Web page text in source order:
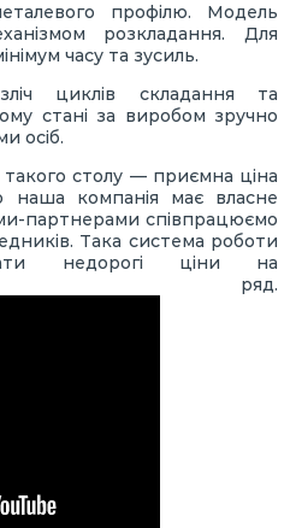
профілю. Модель
розкладання. Для
часу та зусиль.
циклів складання та
стані за виробом зручно
осіб.
столу — приємна ціна
компанія має власне
партнерами співпрацюємо
Така система роботи
недорогі ціни на
ряд.